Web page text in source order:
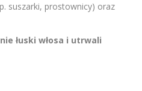
suszarki, prostownicy) oraz
łuski włosa i utrwali